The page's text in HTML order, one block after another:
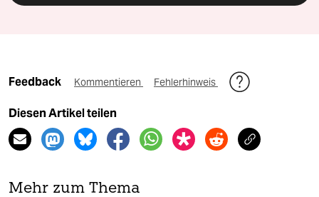
Feedback Kommentieren Fehlerhinweis
Diesen Artikel teilen
Mehr zum Thema